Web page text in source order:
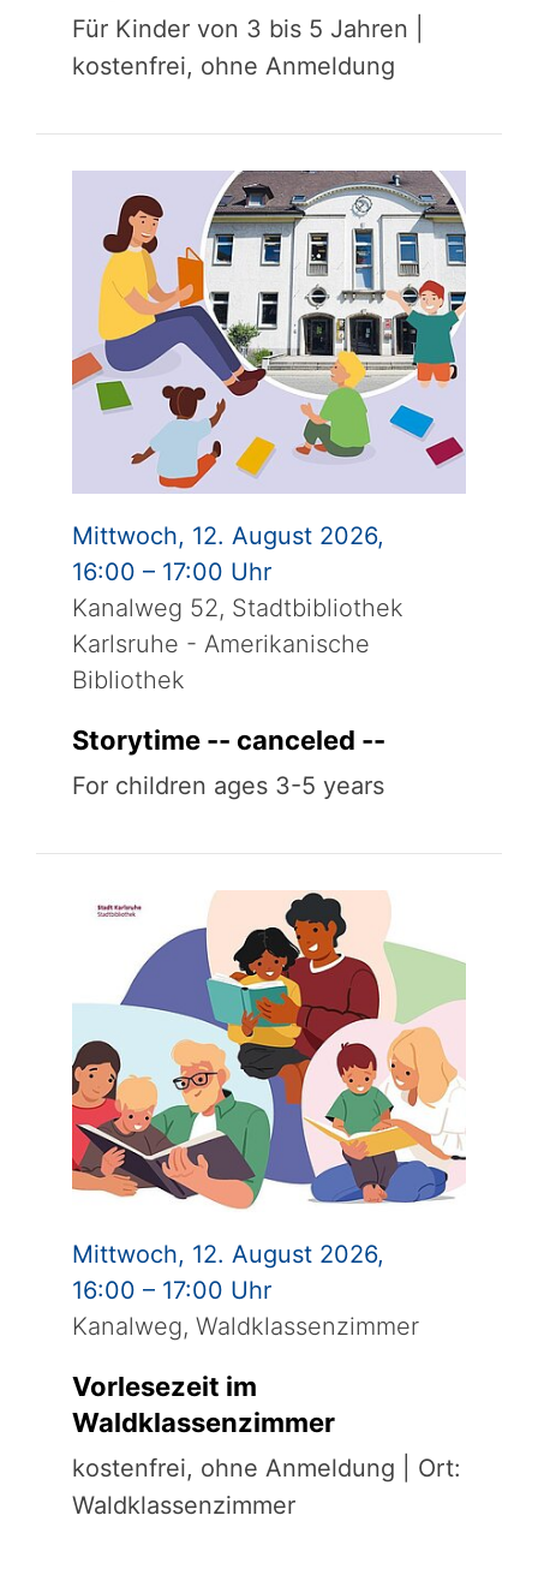
Für Kinder von 3 bis 5 Jahren |
kostenfrei, ohne Anmeldung
Mittwoch, 12. August 2026,
16:00 – 17:00 Uhr
Kanalweg 52, Stadtbibliothek
Karlsruhe - Amerikanische
Bibliothek
Storytime -- canceled --
For children ages 3-5 years
Mittwoch, 12. August 2026,
16:00 – 17:00 Uhr
Kanalweg, Waldklassenzimmer
Vorlesezeit im
Waldklassenzimmer
kostenfrei, ohne Anmeldung | Ort:
Waldklassenzimmer